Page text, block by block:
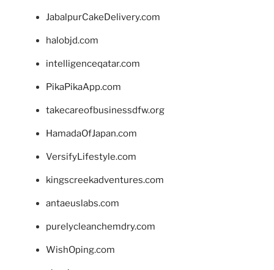
JabalpurCakeDelivery.com
halobjd.com
intelligenceqatar.com
PikaPikaApp.com
takecareofbusinessdfw.org
HamadaOfJapan.com
VersifyLifestyle.com
kingscreekadventures.com
antaeuslabs.com
purelycleanchemdry.com
WishOping.com